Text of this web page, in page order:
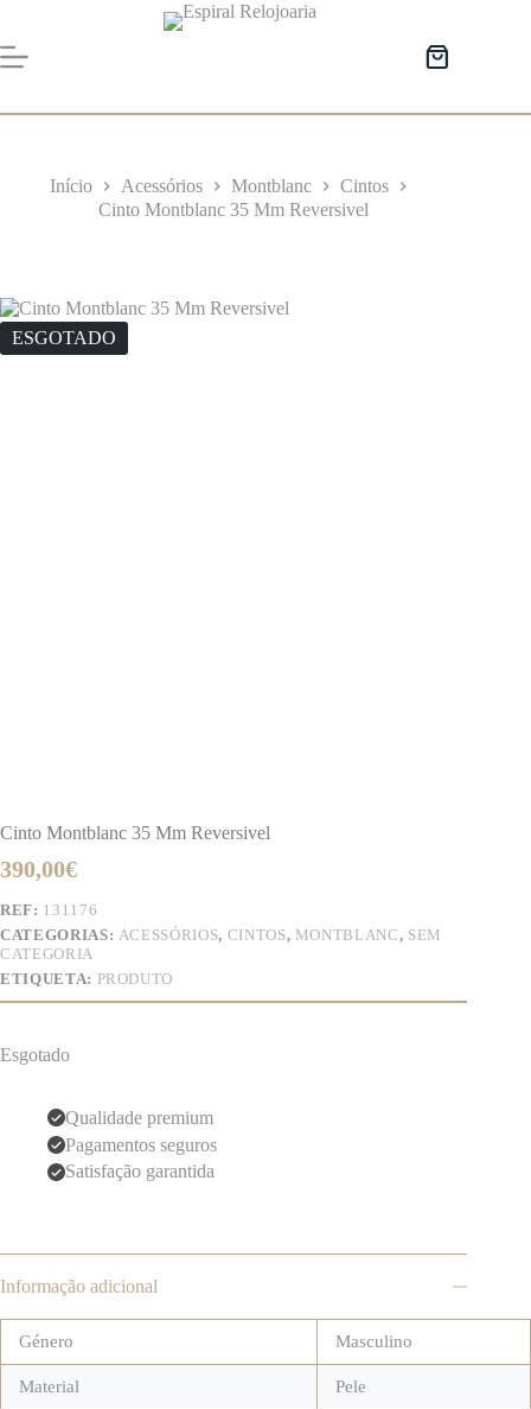
o
conteúdo
Carrinho
Início Acessórios Montblanc
Cintos
Cinto Montblanc 35 Mm Reversivel
ESGOTADO
Cinto Montblanc 35 Mm Reversivel
390,00€
REF: 131176
CATEGORIAS: ACESSÓRIOS, CINTOS, MONTBLANC, SEM
CATEGORIA
ETIQUETA: PRODUTO
Esgotado
Qualidade premium
Pagamentos seguros
Satisfação garantida
Informação adicional
Género Masculino
Material Pele